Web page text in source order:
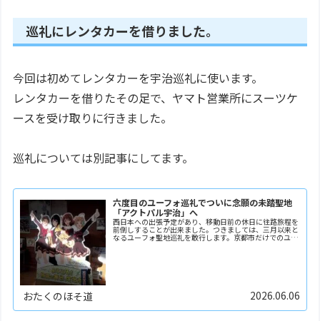
巡礼にレンタカーを借りました。
今回は初めてレンタカーを宇治巡礼に使います。
レンタカーを借りたその足で、ヤマト営業所にスーツケ
ースを受け取りに行きました。
巡礼については別記事にしてます。
六度目のユーフォ巡礼でついに念願の未踏聖地
「アクトパル宇治」へ
西日本への出張予定があり、移動日前の休日に往路旅程を
前倒しすることが出来ました。つきましては、三月以来と
なるユーフォ聖地巡礼を敢行します。京都市だけでのユー
おたくのほそ道 2026.06.06